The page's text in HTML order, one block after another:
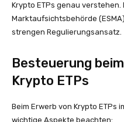
Krypto ETPs genau
Marktaufsichtsbehörde
strengen Regulierungsansatz.
Besteuerung
Krypto ETPs
Beim Erwerb von Krypto ETPs
wichtige Aspekte beachten: